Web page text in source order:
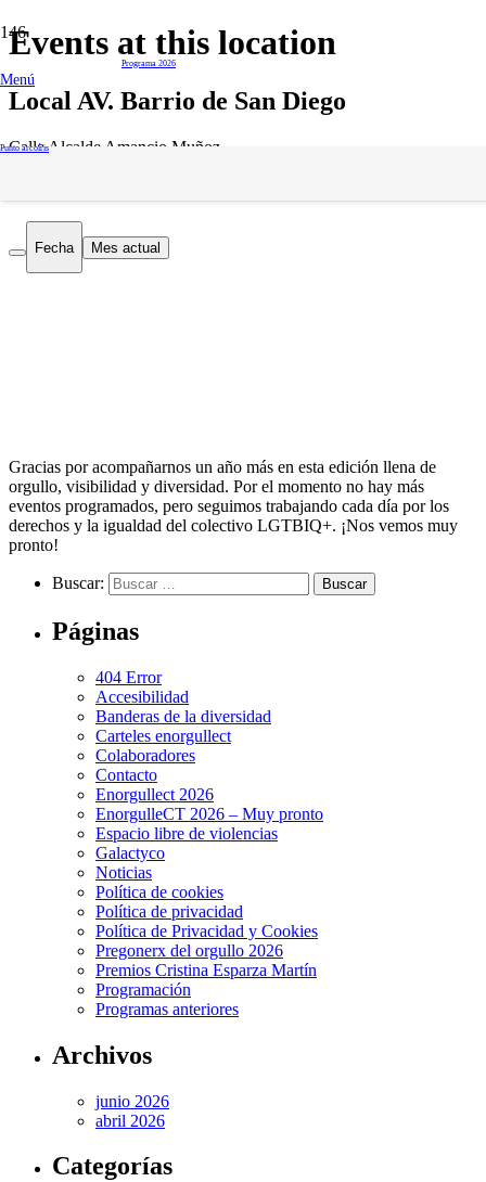
Programa 2026
Menú
Punto arcoíris
Events at this location
Local AV. Barrio de San Diego
Calle Alcalde Amancio Muñoz
Fecha Mes actual
Gracias por acompañarnos un año más en esta edición llena de
orgullo, visibilidad y diversidad. Por el momento no hay más
eventos programados, pero seguimos trabajando cada día por los
derechos y la igualdad del colectivo LGTBIQ+. ¡Nos vemos muy
pronto!
Buscar:
Páginas
404 Error
Accesibilidad
Banderas de la diversidad
Carteles enorgullect
Colaboradores
Contacto
Enorgullect 2026
EnorgulleCT 2026 – Muy pronto
Espacio libre de violencias
Galactyco
Noticias
Política de cookies
Política de privacidad
Política de Privacidad y Cookies
Pregonerx del orgullo 2026
Premios Cristina Esparza Martín
Programación
Programas anteriores
Archivos
junio 2026
abril 2026
Categorías